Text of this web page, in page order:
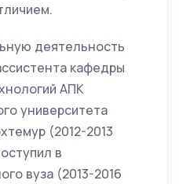
деятельность
кафедры
АПК
университета
(2012-2013
в
вуза (2013-2016